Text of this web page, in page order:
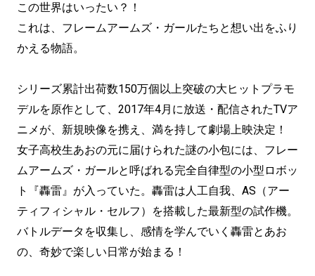
この世界はいったい？！
これは、フレームアームズ・ガールたちと想い出をふり
かえる物語。
シリーズ累計出荷数150万個以上突破の大ヒットプラモ
デルを原作として、2017年4月に放送・配信されたTVア
ニメが、新規映像を携え、満を持して劇場上映決定！
女子高校生あおの元に届けられた謎の小包には、フレー
ムアームズ・ガールと呼ばれる完全自律型の小型ロボッ
ト『轟雷』が入っていた。轟雷は人工自我、AS（アー
ティフィシャル・セルフ）を搭載した最新型の試作機。
バトルデータを収集し、感情を学んでいく轟雷とあお
の、奇妙で楽しい日常が始まる！